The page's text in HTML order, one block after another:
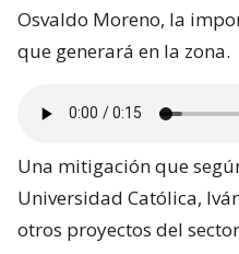
Osvaldo Moreno, la
que generará en la zona.
Una mitigación que
Universidad Católica,
otros proyectos del